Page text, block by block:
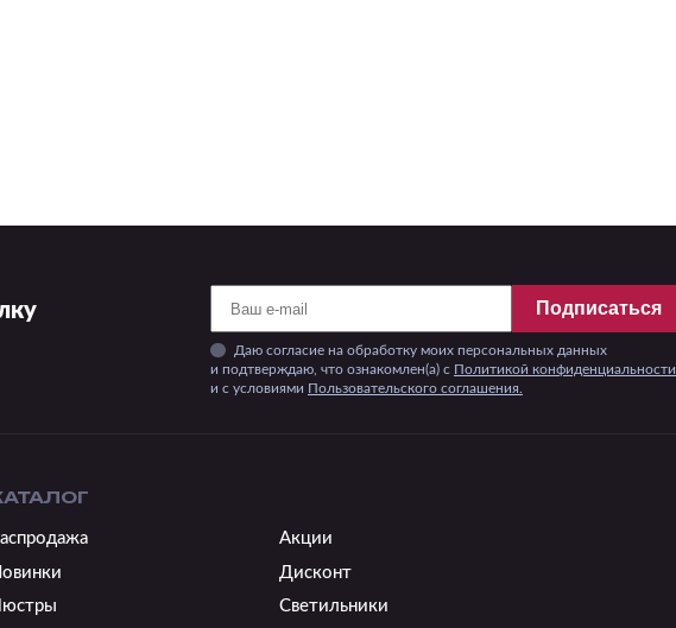
Подписаться
Даю согласие на обработку моих персональных данных
и подтверждаю, что ознакомлен(а) с Политикой конфиденциальности
и c условиями Пользовательского соглашения.
Акции
Дисконт
Светильники